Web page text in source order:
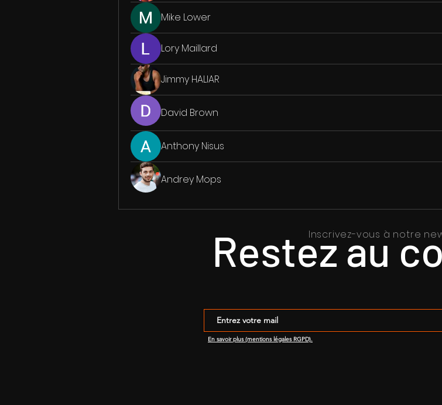
Mike Lower
Lory Maillard
Jimmy HALIAR
David Brown
Anthony Nisus
Andrey Mops
Restez au
Inscrivez-vous à notre
En savoir plus (mentions légales RGPD).